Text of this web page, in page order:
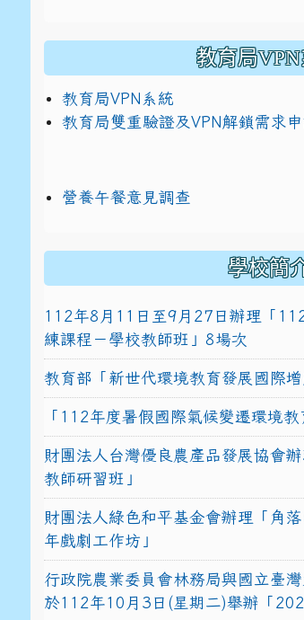
教育局
教育局VPN系統
教育局雙重驗證及VPN解鎖需求
營養午餐意見調查
學校簡
112年8月11日至9月27日辦理「
練課程－學校教師班」8場次
教育部「新世代環境教育發展國際增
「112年度暑假國際氣候變遷環境教
財團法人台灣優良農產品發展協會
教師研習班」
財團法人綠色和平基金會辦理「角
年戲劇工作坊」
行政院農業委員會林務局與國立臺
於112年10月3日(星期二)舉辦「